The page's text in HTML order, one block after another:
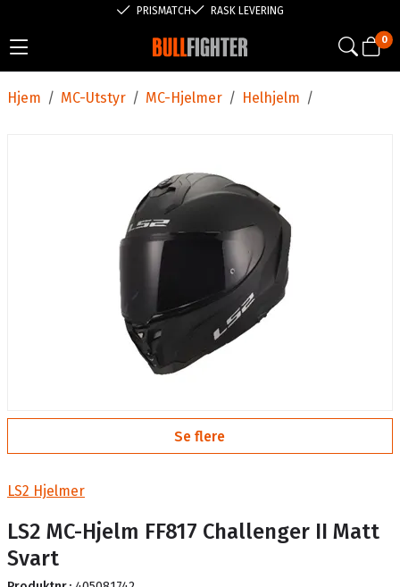
PRISMATCH RASK LEVERING
0
/
Hjem /
MC-Utstyr /
MC-Hjelmer /
Helhjelm
Se flere
LS2 Hjelmer
LS2 MC-Hjelm FF817 Challenger II Matt
Svart